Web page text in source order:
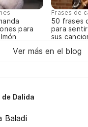
para
Frases de
50 frases
para
sus
Ver más en el blog
Dalida
Baladi